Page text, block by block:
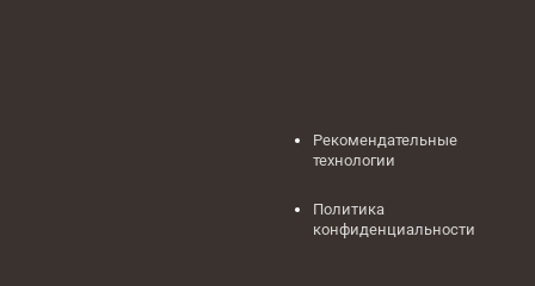
Рекомендательные
технологии
Политика
конфиденциальности